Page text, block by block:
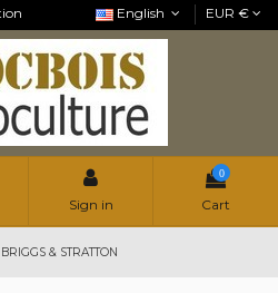
English EUR €
Sign in
0
Cart
BRIGGS & STRATTON